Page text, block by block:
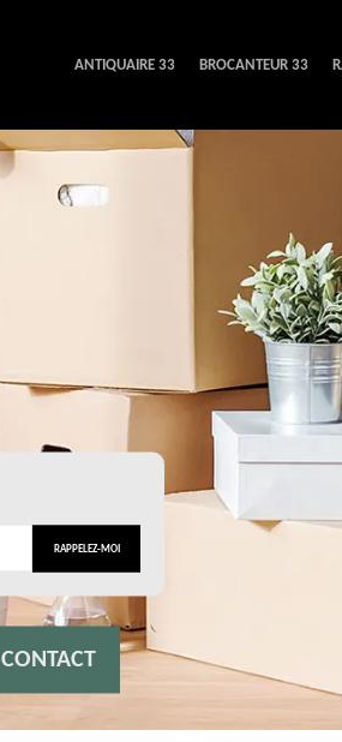
ANTIQUAIRE 33 BROCANTEUR 33
CONTACT